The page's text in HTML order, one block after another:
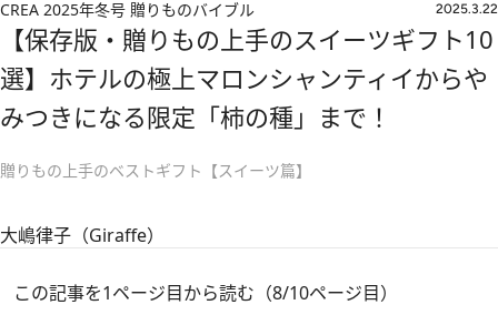
CREA 2025年冬号 贈りものバイブル 2025.3.22
【保存版・贈りもの上手のスイーツギフト10
選】ホテルの極上マロンシャンティイからや
みつきになる限定「柿の種」まで！
贈りもの上手のベストギフト【スイーツ篇】
大嶋律子（Giraffe）
この記事を1ページ目から読む（8/10ページ目）